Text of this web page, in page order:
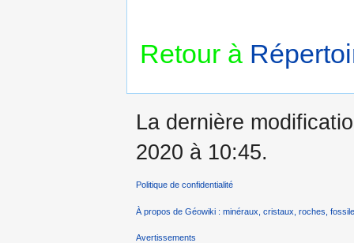
Retour à
La dernière
2020 à 10:45.
Politique de confidentialité
À propos de Géowiki : minéraux, cristaux, roches,
Avertissements